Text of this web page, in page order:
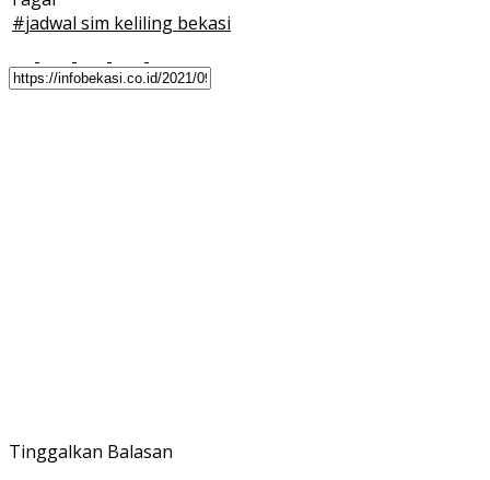
#jadwal sim keliling bekasi
Tinggalkan Balasan